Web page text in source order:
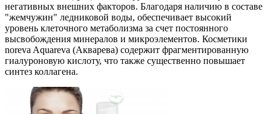
негативных внешних факторов. Благодаря наличию в составе
"жемчужин" ледниковой воды, обеспечивает высокий
уровень клеточного метаболизма за счет постоянного
высвобождения минералов и микроэлементов. Косметики
noreva Aquareva (Акварева) содержит фрагментированную
гиалуроновую кислоту, что также существенно повышает
синтез коллагена.